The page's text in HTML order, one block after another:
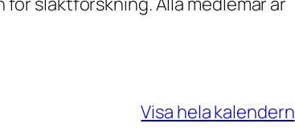
Visa hela kalendern